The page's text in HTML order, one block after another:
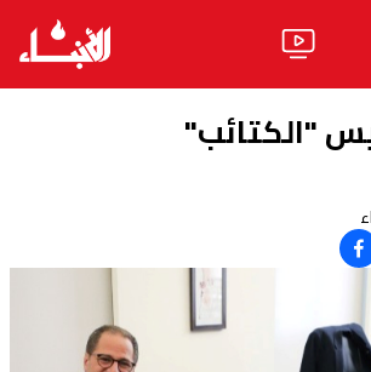
"الكتائب"